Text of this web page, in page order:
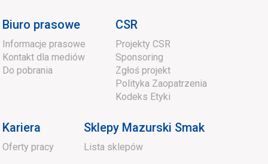
Biuro prasowe
Informacje prasowe
Kontakt dla mediów
Do pobrania
CSR
Projekty CSR
Sponsoring
Zgłoś projekt
Polityka Zaopatrzenia
Kodeks Etyki
Kariera
Oferty pracy
Sklepy Mazurski Smak
Lista sklepów